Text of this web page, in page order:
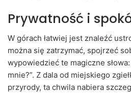
Prywatność i
W górach łatwiej jest znaleźć
można się zatrzymać, spojrzeć
wypowiedzieć te magiczne
mnie?”. Z dala od miejskiego
przyrody, ta chwila nabiera